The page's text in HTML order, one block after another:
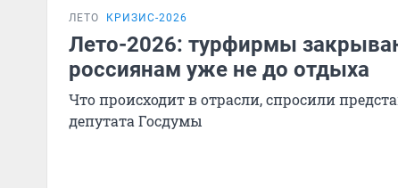
ЛЕТО КРИЗИС-2026
Лето-2026: турфирмы
россиянам уже не до отдыха
Что происходит в отрасли, спросили
депутата Госдумы